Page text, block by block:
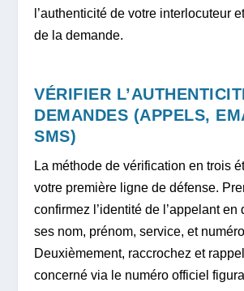
l’authenticité de votre interlocuteur
de la demande.
VÉRIFIER
DEMANDES (APPELS,
SMS)
La méthode de vérification en trois
votre première ligne de défense.
confirmez l’identité de l’appelant en
ses nom, prénom, service, et
Deuxièmement, raccrochez et
concerné via le numéro officiel